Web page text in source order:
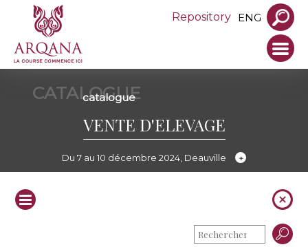
Repository ENG
CATALOGUE
catalogue
VENTE D'ELEVAGE
Du 7 au 10 décembre 2024, Deauville